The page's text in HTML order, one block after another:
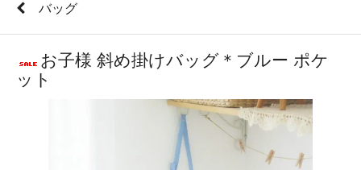
バッグ
お子様 斜め掛けバッグ＊ブルー ポケ
ット